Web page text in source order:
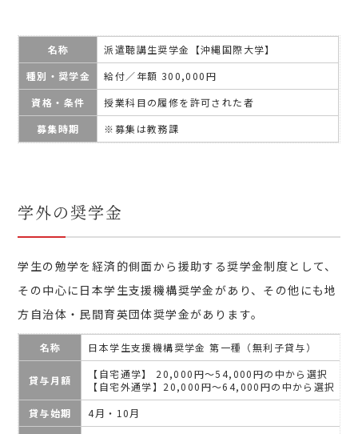
名称
派遣聴講生奨学金【沖縄国際大学】
種別・奨学金
給付／年額 300,000円
資格・条件
授業科目の履修を許可された者
募集時期
※募集は教務課
学外の奨学金
学生の勉学を経済的側面から援助する奨学金制度として、
その中心に日本学生支援機構奨学金があり、その他にも地
方自治体・民間育英団体奨学金があります。
名称 日本学生支援機構奨学金 第一種（無利子貸与）
貸与月額
【自宅通学】 20,000円～54,000円の中から選択
【自宅外通学】20,000円～64,000円の中から選択
貸与始期
4月・10月